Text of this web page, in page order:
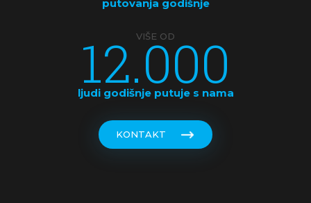
putovanja godišnje
VIŠE OD
12.000
ljudi godišnje putuje s nama
KONTAKT